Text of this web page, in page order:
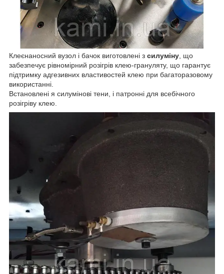
Клеєнаносний вузол і бачок виготовлені з силуміну , що
забезпечує рівномірний розігрів клею-грануляту, що гарантує
підтримку адгезивних властивостей клею при багаторазовому
використанні.
Встановлені я силумінові тени, і патронні для всебічного
розігріву клею.